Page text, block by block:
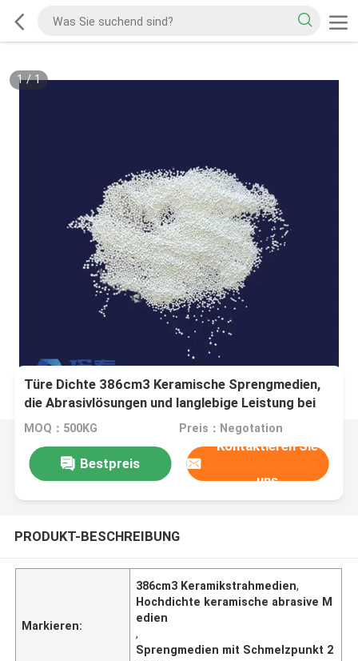
1/1
Türe Dichte 386cm3 Keramische Sprengmedien,
die Abrasivlösungen und langlebige Leistung bei
Schmelzpunkt 2050°C bieten
MOQ：500KG Preis：Negotation
Bestpreis
Kontaktieren Sie
uns
PRODUKT-BESCHREIBUNG
Markieren:
386cm3 Keramikstrahmedien,
Hochdichte keramische abrasive M
edien
,
Sprengmedien mit Schmelzpunkt 2